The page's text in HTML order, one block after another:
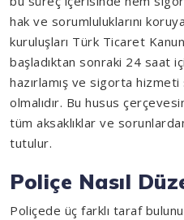
hak ve sorumluluklarını
kuruluşları Türk Ticaret
başladıktan sonraki 24 saat
hazırlamış ve sigorta
olmalıdır. Bu husus
tüm aksaklıklar ve
tutulur.
Poliçe Nasıl
Poliçede üç farklı taraf